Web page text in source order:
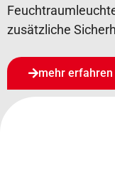
zusätzliche
mehr erfahren